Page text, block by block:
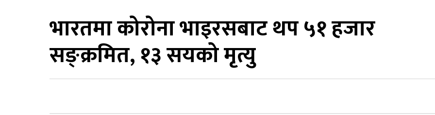
भारतमा कोरोना भाइरसबाट थप ५१ हजार
सङ्क्रमित, १३ सयको मृत्यु